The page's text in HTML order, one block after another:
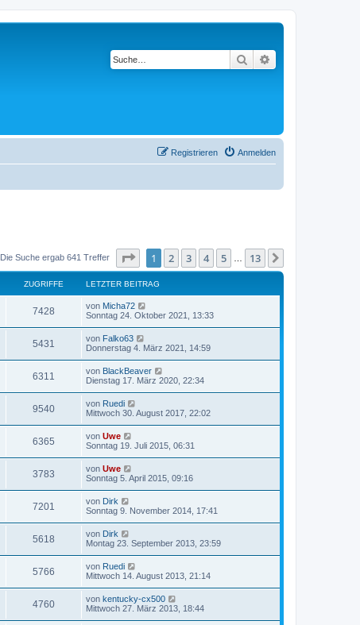
Suche
Anmelden
Registrieren
Die Suche ergab 641 Treffer Seite von13
1 2 3 4 5 13
ZUGRIFFE LETZTER BEITRAG
7428 von Micha72
Sonntag 24. Oktober 2021, 13:33
5431 von Falko63
Donnerstag 4. März 2021, 14:59
6311 von BlackBeaver
Dienstag 17. März 2020, 22:34
9540 von Ruedi
Mittwoch 30. August 2017, 22:02
6365 von Uwe
Sonntag 19. Juli 2015, 06:31
3783 von Uwe
Sonntag 5. April 2015, 09:16
7201 von Dirk
Sonntag 9. November 2014, 17:41
5618 von Dirk
Montag 23. September 2013, 23:59
5766 von Ruedi
Mittwoch 14. August 2013, 21:14
4760 von kentucky-cx500
Mittwoch 27. März 2013, 18:44